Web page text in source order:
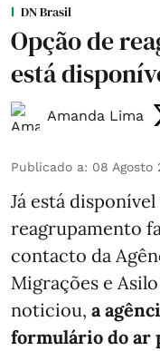
DN Brasil
Opção de
está
Amanda Lima
Publicado a: 08 Agosto
Já está
reagrupamento
contacto da
Migrações e
noticiou, a
formulário do ar